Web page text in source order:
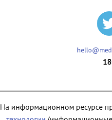
На информационном ресурсе